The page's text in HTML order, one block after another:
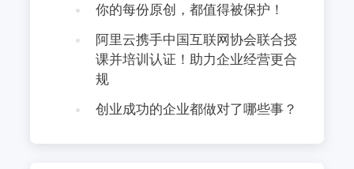
你的每份原创，都值得被保护！
阿里云携手中国互联网协会联合授
课并培训认证！助力企业经营更合
规
创业成功的企业都做对了哪些事？